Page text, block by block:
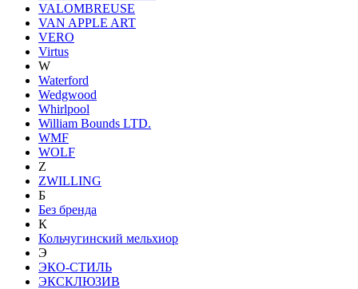
VALOMBREUSE
VAN APPLE ART
VERO
Virtus
W
Waterford
Wedgwood
Whirlpool
William Bounds LTD.
WMF
WOLF
Z
ZWILLING
Б
Без бренда
К
Кольчугинский мельхиор
Э
ЭКО-СТИЛЬ
ЭКСКЛЮЗИВ